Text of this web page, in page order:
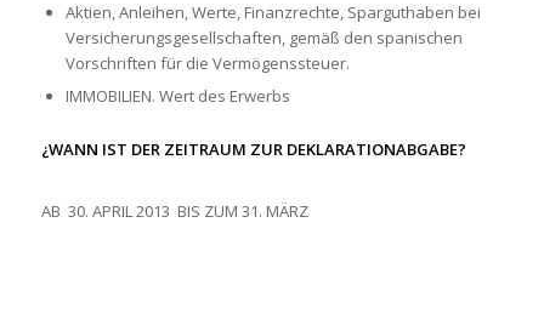
Aktien, Anleihen, Werte, Finanzrechte, Sparguthaben bei
Versicherungsgesellschaften, gemäß den spanischen
Vorschriften für die Vermögenssteuer.
IMMOBILIEN. Wert des Erwerbs
¿WANN IST DER ZEITRAUM ZUR DEKLARATIONABGABE?
AB 30. APRIL 2013 BIS ZUM 31. MÄRZ